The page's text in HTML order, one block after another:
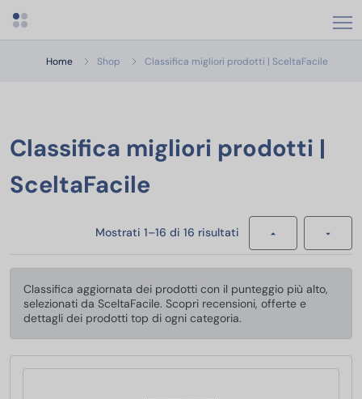
Apri menu categorie
Home Shop Classifica migliori prodotti | SceltaFacile
Classifica migliori prodotti |
SceltaFacile
Mostrati 1–16 di 16 risultati
Classifica aggiornata dei prodotti con il punteggio più alto,
selezionati da SceltaFacile. Scopri recensioni, offerte e
dettagli dei prodotti top di ogni categoria.